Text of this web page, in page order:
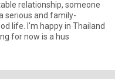
relationship, someone
serious and family-
life. I'm happy in Thailand
for now is a hus